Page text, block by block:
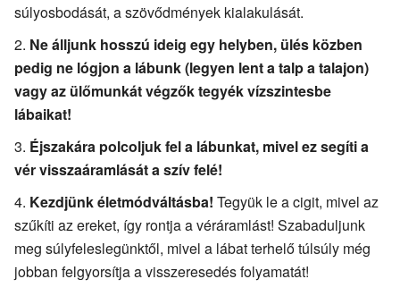
súlyosbodását, a szövődmények kialakulását.
Ne álljunk hosszú ideig egy helyben, ülés közben
pedig ne lógjon a lábunk (legyen lent a talp a talajon)
vagy az ülőmunkát végzők tegyék vízszintesbe
lábaikat!
Éjszakára polcoljuk fel a lábunkat, mivel ez segíti a
vér visszaáramlását a szív felé!
Kezdjünk életmódváltásba! Tegyük le a cigit, mivel az
szűkíti az ereket, így rontja a véráramlást! Szabaduljunk
meg súlyfeleslegünktől, mivel a lábat terhelő túlsúly még
jobban felgyorsítja a visszeresedés folyamatát!